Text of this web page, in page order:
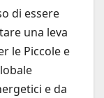
di essere
una leva
le Piccole e
e da